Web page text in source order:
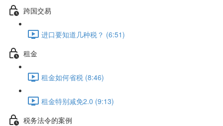
跨国交易
进口要知道几种税？ (6:51)
租金
租金如何省税 (8:46)
租金特别减免2.0 (9:13)
税务法令的案例